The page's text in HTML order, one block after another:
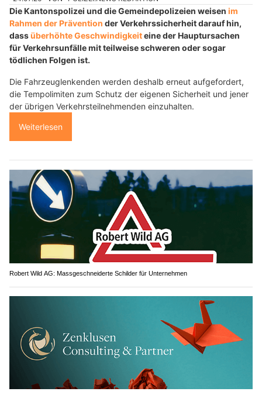
Die Kantonspolizei und die Gemeindepolizeien weisen im
Rahmen der Prävention der Verkehrssicherheit darauf hin,
dassüberhöhte Geschwindigkeiteine der Hauptursachen
für Verkehrsunfälle mit teilweise schweren oder sogar
tödlichen Folgen ist.
Die Fahrzeuglenkenden werden deshalb erneut aufgefordert,
die Tempolimiten zum Schutz der eigenen Sicherheit und jener
der übrigen Verkehrsteilnehmenden einzuhalten.
Weiterlesen
Robert Wild AG: Massgeschneiderte Schilder für Unternehmen